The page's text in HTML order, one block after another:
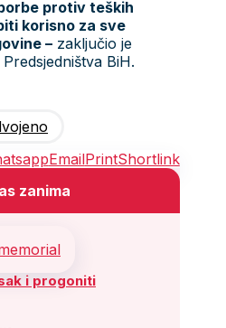
protiv teških
korisno za sve
– zaključio je
BiH.
EmailPrintShortlink
zanima
i progoniti